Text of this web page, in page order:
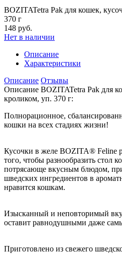
BOZITATetra Pak для кошек,
370 г
148 руб.
Нет в наличии
Описание
Характеристики
Описание Отзывы
Описание BOZITATetra Pak для
кроликом, уп. 370 г:
Полнорационное,
кошки на всех стадиях жизни!
Кусочки в желе BOZITA® Feline
того, чтобы разнообразить стол
потрясающе вкусным блюдом,
шведских ингредиентов в
нравится кошкам.
Изысканный и неповторимый
оставит равнодушными даже
Приготовлено из свежего